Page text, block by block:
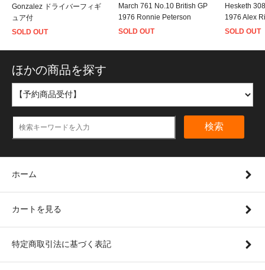
Gonzalez ドライバーフィギ
ュア付
SOLD OUT
March 761 No.10 British GP
1976 Ronnie Peterson
SOLD OUT
Hesketh
1976 Alex
SOLD OUT
ほかの商品を探す
検索
ホーム
カートを見る
特定商取引法に基づく表記